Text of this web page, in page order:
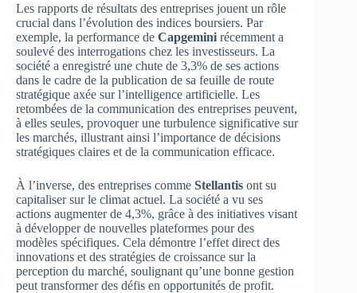
Les rapports de résultats des entreprises jouent un rôle
crucial dans l’évolution des indices boursiers. Par
exemple, la performance de Capgemini récemment a
soulevé des interrogations chez les investisseurs. La
société a enregistré une chute de 3,3% de ses actions
dans le cadre de la publication de sa feuille de route
stratégique axée sur l’intelligence artificielle. Les
retombées de la communication des entreprises peuvent,
à elles seules, provoquer une turbulence significative sur
les marchés, illustrant ainsi l’importance de décisions
stratégiques claires et de la communication efficace.
À l’inverse, des entreprises comme Stellantis ont su
capitaliser sur le climat actuel. La société a vu ses
actions augmenter de 4,3%, grâce à des initiatives visant
à développer de nouvelles plateformes pour des
modèles spécifiques. Cela démontre l’effet direct des
innovations et des stratégies de croissance sur la
perception du marché, soulignant qu’une bonne gestion
peut transformer des défis en opportunités de profit.